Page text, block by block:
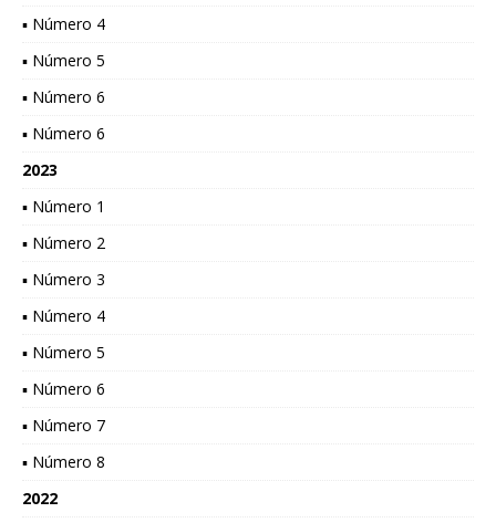
▪ Número 4
▪ Número 5
▪ Número 6
▪ Número 6
2023
▪ Número 1
▪ Número 2
▪ Número 3
▪ Número 4
▪ Número 5
▪ Número 6
▪ Número 7
▪ Número 8
2022